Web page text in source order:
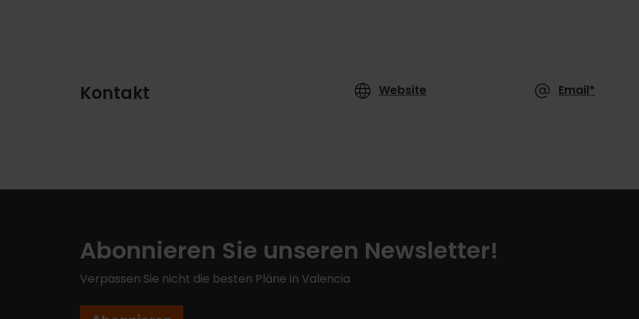
Kontakt Website Email*
Abonnieren Sie unseren Newsletter!
Verpassen Sie nicht die besten Pläne in Valencia